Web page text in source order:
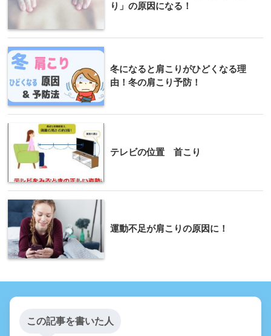
り」の原因になる！
冬になると肩こりがひどくなる理
由！冬の肩こり予防！
テレビの位置 首こり
運動不足が肩こりの原因に！
この記事を書いた人